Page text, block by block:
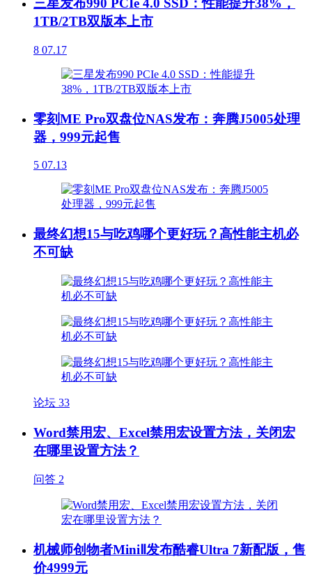
三星发布990 PCIe 4.0 SSD：性能提升38%，
1TB/2TB双版本上市
8 07.17
零刻ME Pro双盘位NAS发布：奔腾J5005处理
器，999元起售
5 07.13
最终幻想15与吃鸡哪个更好玩？高性能主机必
不可缺
论坛 33
Word禁用宏、Excel禁用宏设置方法，关闭宏
在哪里设置方法？
问答 2
机械师创物者MiniⅡ发布酷睿Ultra 7新配版，售
价4999元